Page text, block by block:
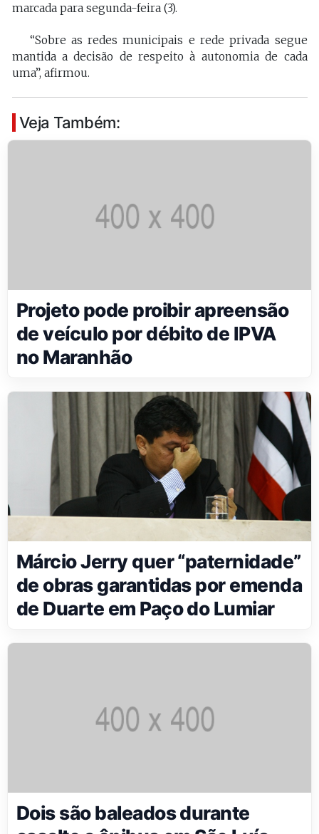
marcada para segunda-feira (3).
“Sobre as redes municipais e rede privada segue
mantida a decisão de respeito à autonomia de cada
uma”, afirmou.
Veja Também:
Projeto pode proibir apreensão
de veículo por débito de IPVA
no Maranhão
Márcio Jerry quer “paternidade”
de obras garantidas por emenda
de Duarte em Paço do Lumiar
Dois são baleados durante